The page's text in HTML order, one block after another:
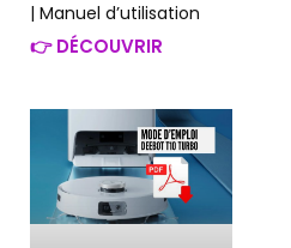
| Manuel d’utilisation
👉 DÉCOUVRIR